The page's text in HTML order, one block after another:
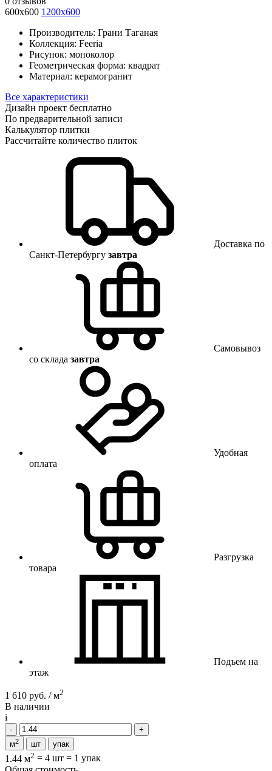
600х600 1200х600
Производитель: Грани Таганая
Коллекция: Feeria
Рисунок: моноколор
Геометрическая форма: квадрат
Материал: керамогранит
Все характеристики
Дизайн проект бесплатно
По предварительной записи
Калькулятор плитки
Рассчитайте количество плиток
Доставка по
Санкт-Петербургу завтра
Самовывоз
со склада завтра
Удобная
оплата
Разгрузка
товара
Подъем на
этаж
1 610 руб. / м2
В наличии
i
м2 шт упак
1.44 м2 = 4 шт = 1 упак